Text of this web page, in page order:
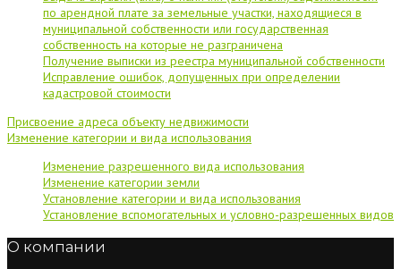
по арендной плате за земельные участки, находящиеся в
муниципальной собственности или государственная
собственность на которые не разграничена
Получение выписки из реестра муниципальной собственности
Исправление ошибок, допущенных при определении
кадастровой стоимости
Присвоение адреса объекту недвижимости
Изменение категории и вида использования
Изменение разрешенного вида использования
Изменение категории земли
Установление категории и вида использования
Установление вспомогательных и условно-разрешенных видов
О компании